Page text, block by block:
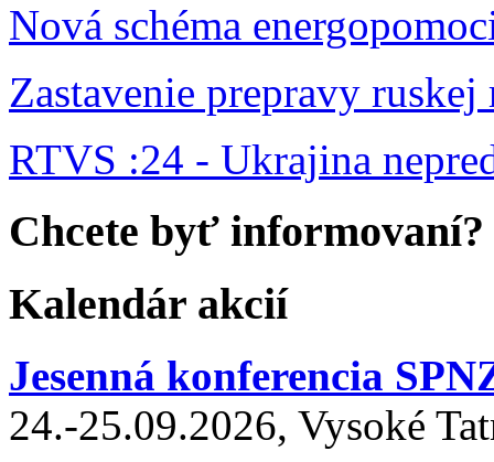
Nová schéma
Zastavenie prepravy
RTVS :24 - Ukrajina
Chcete byť informovaní?
Kalendár akcií
Jesenná konferencia
24.-25.09.2026, Vysoké